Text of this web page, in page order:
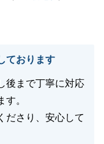
けるよう、一層努
ります。
した。
ております
後まで丁寧に対応
。
ださり、安心して